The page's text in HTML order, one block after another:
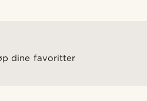
dine favoritter